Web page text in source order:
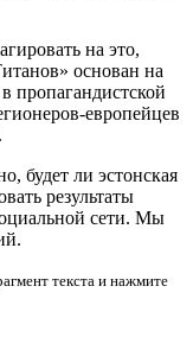
на это,
основан на
пропагандистской
европейцев
будет ли эстонская
результаты
сети. Мы
текста и нажмите